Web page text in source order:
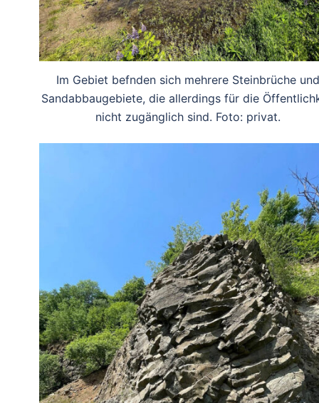
Im Gebiet befnden sich mehrere Steinbrüche und
Sandabbaugebiete, die allerdings für die
nicht zugänglich sind. Foto: privat.